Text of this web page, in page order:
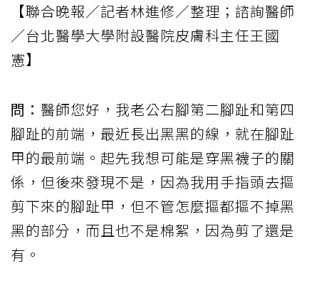
【聯合晚報／記者林進修／整理；諮詢醫師
／台北醫學大學附設醫院皮膚科主任王國
憲】
問： 醫師您好，我老公右腳第二腳趾和第四
腳趾的前端，最近長出黑黑的線，就在腳趾
甲的最前端。起先我想可能是穿黑襪子的關
係，但後來發現不是，因為我用手指頭去摳
剪下來的腳趾甲，但不管怎麼摳都摳不掉黑
黑的部分，而且也不是棉絮，因為剪了還是
有。